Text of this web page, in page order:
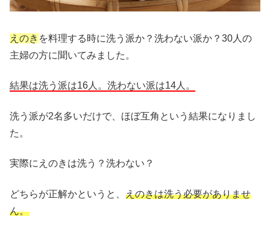
えのき を料理する時に洗う派か？洗わない派か？30人の
主婦の方に聞いてみました。
結果は洗う派は16人。洗わない派は14人。
洗う派が2名多いだけで、ほぼ互角という結果になりまし
た。
実際にえのきは洗う？洗わない？
どちらが正解かというと、 えのきは洗う必要がありませ
ん。